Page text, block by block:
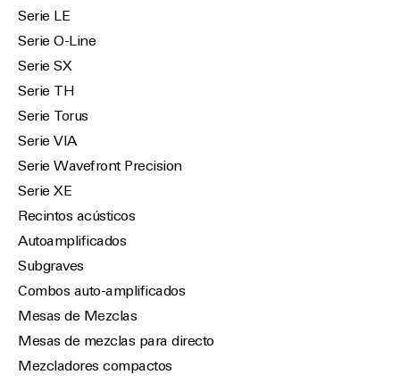
Serie LE
Serie O-Line
Serie SX
Serie TH
Serie Torus
Serie VIA
Serie Wavefront Precision
Serie XE
Recintos acústicos
Autoamplificados
Subgraves
Combos auto-amplificados
Mesas de Mezclas
Mesas de mezclas para directo
Mezcladores compactos